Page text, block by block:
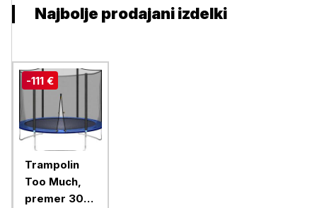
Najbolje prodajani izdelki
-111 €
Trampolin
Too Much,
premer 305